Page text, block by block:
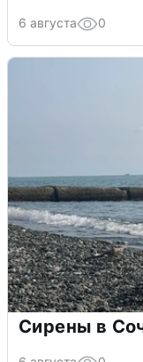
6 августа 0
Сирены в